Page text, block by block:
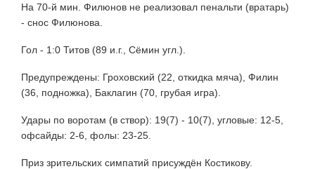
На 70-й мин. Филюнов не реализовал пенальти (вратарь)
- снос Филюнова.
Гол - 1:0 Титов (89 и.г., Сёмин угл.).
Предупреждены: Гроховский (22, откидка мяча), Филин
(36, подножка), Баклагин (70, грубая игра).
Удары по воротам (в створ): 19(7) - 10(7), угловые: 12-5,
офсайды: 2-6, фолы: 23-25.
Приз зрительских симпатий присуждён Костикову.